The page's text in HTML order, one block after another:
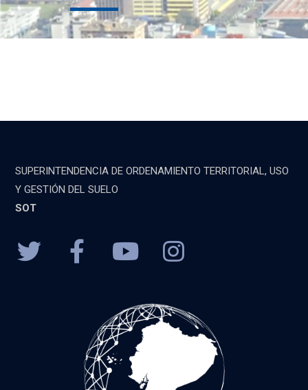
SUPERINTENDENCIA DE ORDENAMIENTO TERRITORIAL, USO
Y GESTIÓN DEL SUELO
SOT